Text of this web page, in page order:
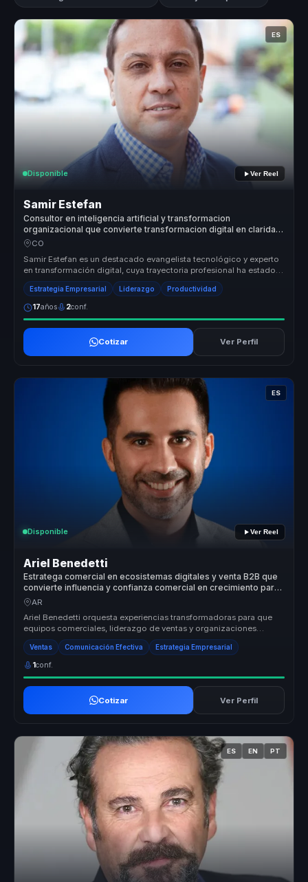
ES
Disponible Ver Reel
Samir Estefan
Consultor en inteligencia artificial y transformacion
organizacional que convierte transformacion digital en claridad
y ejecucion para directivos y empresas.
CO
Samir Estefan es un destacado evangelista tecnológico y experto
en transformación digital, cuya trayectoria profesional ha estado
marcada...
Estrategia Empresarial Liderazgo Productividad
17años 2conf.
Cotizar Ver Perfil
ES
Disponible Ver Reel
Ariel Benedetti
Estratega comercial en ecosistemas digitales y venta B2B que
convierte influencia y confianza comercial en crecimiento para
equipos de alto desempeño.
AR
Ariel Benedetti orquesta experiencias transformadoras para que
equipos comerciales, liderazgo de ventas y organizaciones
orientadas al cr...
Ventas Comunicación Efectiva Estrategia Empresarial
1conf.
Cotizar Ver Perfil
ES EN PT